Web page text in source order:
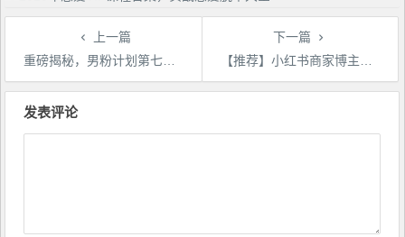
上一篇
重磅揭秘，男粉计划第七代2023年8月全新玩法，更加适合新手
下一篇
【推荐】小红书商家博主精准引流实战营4.0，用小红书放大你的生意势能
文
发表评论